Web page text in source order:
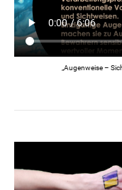
„Augenweise –